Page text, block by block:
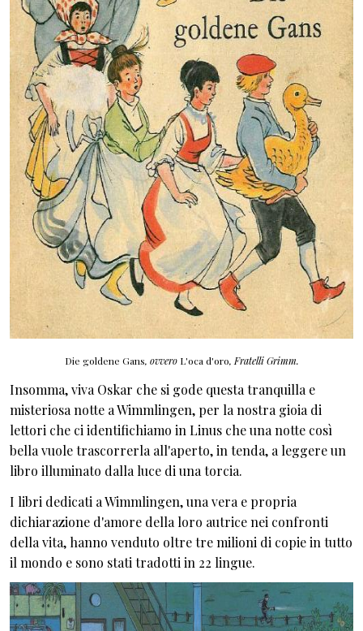
Die goldene Gans, ovvero L'oca d'oro, Fratelli Grimm.
Insomma, viva Oskar che si gode questa tranquilla e
misteriosa notte a Wimmlingen, per la nostra gioia di
lettori che ci identifichiamo in Linus che una notte così
bella vuole trascorrerla all'aperto, in tenda, a leggere un
libro illuminato dalla luce di una torcia.
I libri dedicati a Wimmlingen, una vera e propria
dichiarazione d'amore della loro autrice nei confronti
della vita, hanno venduto oltre tre milioni di copie in tutto
il mondo e sono stati tradotti in 22 lingue.